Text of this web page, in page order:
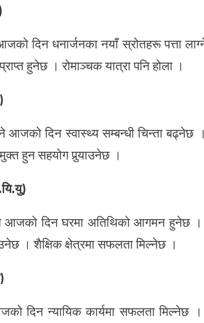
दिन धनार्जनका नयाँ स्रोतहरू पत्ता
हुनेछ । रोमाञ्चक यात्रा पनि होला ।
आजको दिन स्वास्थ्य सम्बन्धी चिन्ता बढ्नेछ
हुन सहयोग पुर्‍याउनेछ ।
आजको दिन घरमा अतिथिको आगमन हुनेछ ।
। शैक्षिक क्षेत्रमा सफलता मिल्नेछ ।
दिन न्यायिक कार्यमा सफलता मिल्नेछ